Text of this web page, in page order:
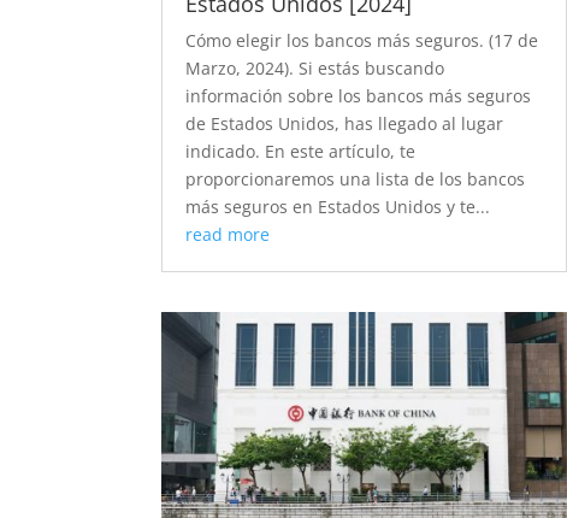
Cómo elegir los bancos más seguros. (17 de
Marzo, 2024). Si estás buscando
información sobre los bancos más seguros
de Estados Unidos, has llegado al lugar
indicado. En este artículo, te
proporcionaremos una lista de los bancos
más seguros en Estados Unidos y te...
read more